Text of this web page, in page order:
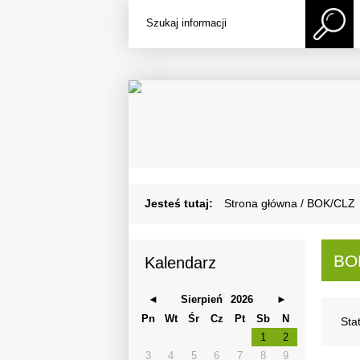
Białostocki Ośrodek Kultury - BOK/
Wyszukiwarka
Jesteś tutaj: Strona główna / BOK/CLZ
Kalendarz
Kalendarz Sierpień 2026
◄ Sierpień 2026
►
Pn
Wt Śr Cz Pt Sb
N
1
2
3
4 5 6 7 8
9